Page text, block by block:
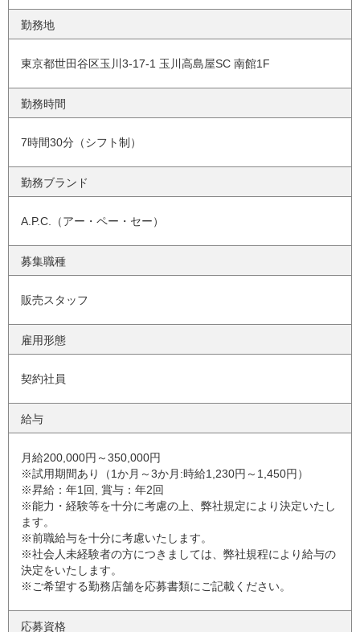
勤務地
東京都世田谷区玉川3-17-1 玉川高島屋SC 南館1F
勤務時間
7時間30分（シフト制）
勤務ブランド
A.P.C.（アー・ペー・セー）
募集職種
販売スタッフ
雇用形態
契約社員
給与
月給200,000円～350,000円
※試用期間あり（1か月～3か月:時給1,230円～1,450円）
※昇給：年1回, 賞与：年2回
※能力・経験等を十分に考慮の上、弊社規定により決定いたし
ます。
※前職給与を十分に考慮いたします。
※社会人未経験者の方につきましては、弊社規程により給与の
決定をいたします。
※ご希望する勤務店舗を応募書類にご記載ください。
応募資格